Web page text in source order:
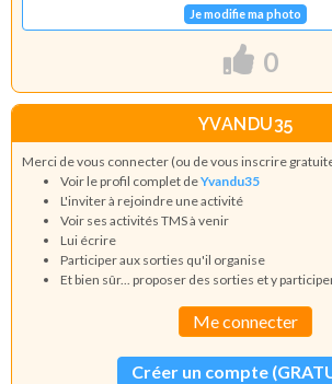
Je modifie ma photo
0
YVANDU35
Merci de vous connecter (ou de vous inscrire
Voir le profil complet deYvandu35
L'inviter à rejoindre une activité
Voir ses activités TMS à venir
Lui écrire
Participer aux sorties qu'il organise
Et bien sûr... proposer des sorties et y
Me connecter
Créer un compte